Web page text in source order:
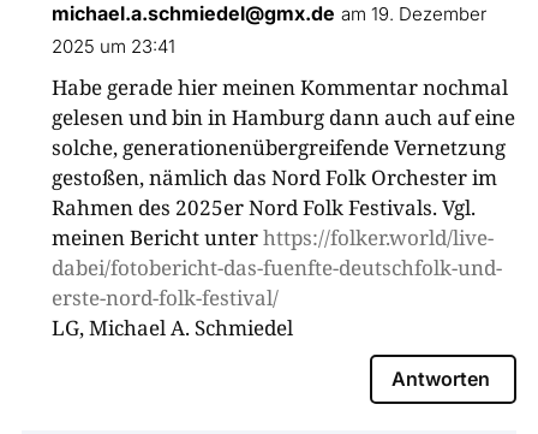
michael.a.schmiedel@gmx.de am 19. Dezember
2025 um 23:41
Habe gerade hier meinen Kommentar nochmal
gelesen und bin in Hamburg dann auch auf eine
solche, generationenübergreifende Vernetzung
gestoßen, nämlich das Nord Folk Orchester im
Rahmen des 2025er Nord Folk Festivals. Vgl.
meinen Bericht unterhttps://folker.world/live-
dabei/fotobericht-das-fuenfte-deutschfolk-und-
erste-nord-folk-festival/
LG, Michael A. Schmiedel
Antworten